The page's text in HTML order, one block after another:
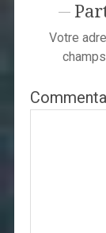
Votre